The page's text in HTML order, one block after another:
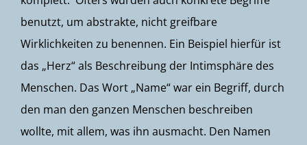
benutzt, um abstrakte, nicht greifbare
Wirklichkeiten zu benennen. Ein Beispiel hierfür ist
das „Herz“ als Beschreibung der Intimsphäre des
Menschen. Das Wort „Name“ war ein Begriff, durch
den man den ganzen Menschen beschreiben
wollte, mit allem, was ihn ausmacht. Den Namen